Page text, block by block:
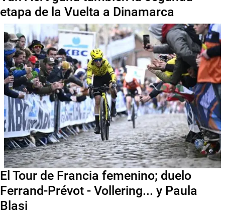
etapa de la Vuelta a Dinamarca
El Tour de Francia femenino; duelo
Ferrand-Prévot - Vollering... y Paula
Blasi